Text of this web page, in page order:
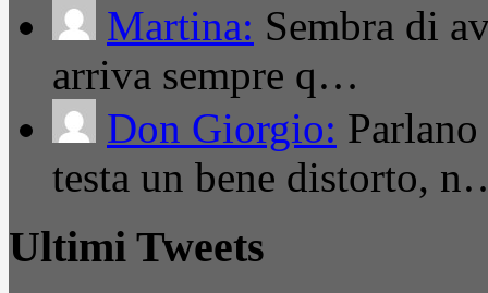
Martina: Sembra di
arriva sempre q…
Don Giorgio:
testa un bene distorto,
Ultimi Tweets